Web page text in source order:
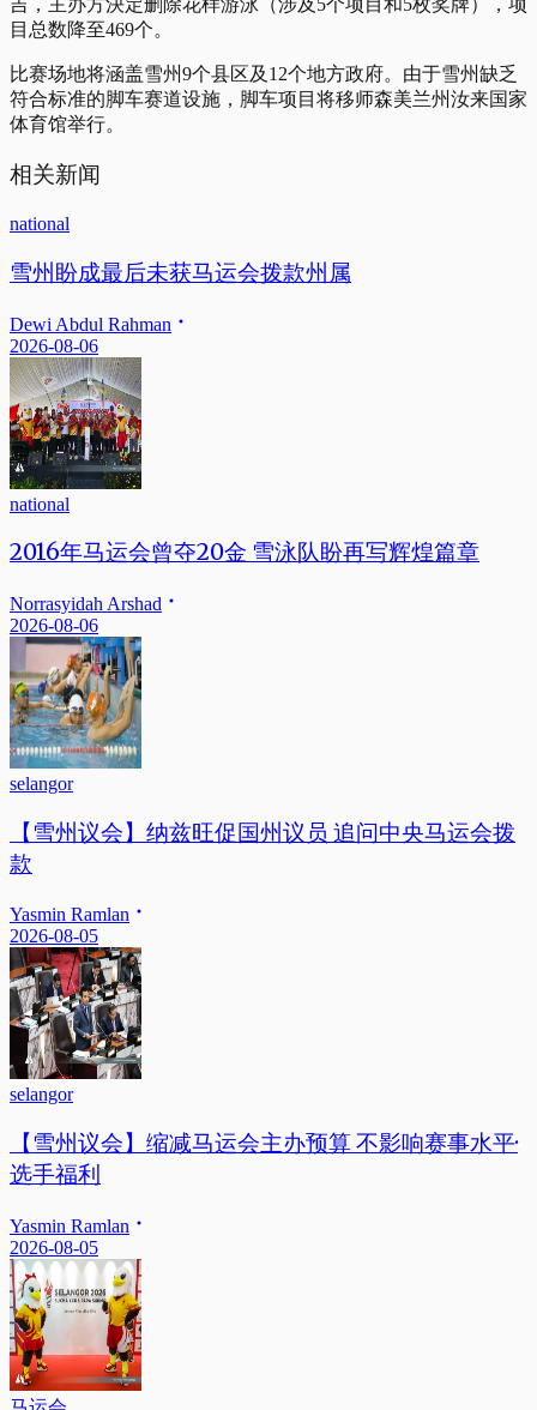
目总数降至469个。
比赛场地将涵盖雪州9个县区及12个地方政府。由于雪州缺乏
符合标准的脚车赛道设施，脚车项目将移师森美兰州汝来国家
体育馆举行。
相关新闻
national
雪州盼成最后未获马运会拨款州属
Dewi Abdul Rahman
2026-08-06
national
2016年马运会曾夺20金 雪泳队盼再写辉煌篇章
Norrasyidah Arshad
2026-08-06
selangor
【雪州议会】纳兹旺促国州议员 追问中央马运会拨
款
Yasmin Ramlan
2026-08-05
selangor
【雪州议会】缩减马运会主办预算 不影响赛事水平·
选手福利
Yasmin Ramlan
2026-08-05